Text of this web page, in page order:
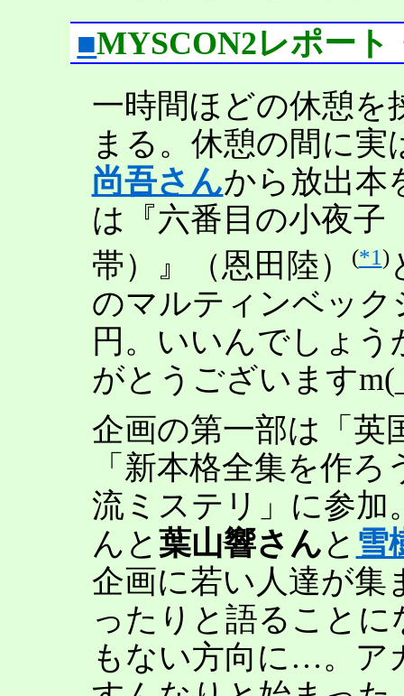
■MYSCON2レポート
一時間ほどの休憩を
まる。休憩の間に
尚吾さんから放出本
は『六番目の小夜子
帯）』（恩田陸）
(*1)
のマルティンベック
円。いいんでしょ
がとうございます
企画の第一部は「英
「新本格全集を作
流ミステリ」に参加
んと 葉山響さん と 雪
企画に若い人達が集
ったりと語ること
もない方向に…。ア